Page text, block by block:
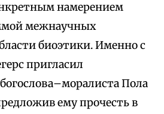
намерением
межнаучных
биоэтики. Именно с
пригласил
Пола
ему прочесть в